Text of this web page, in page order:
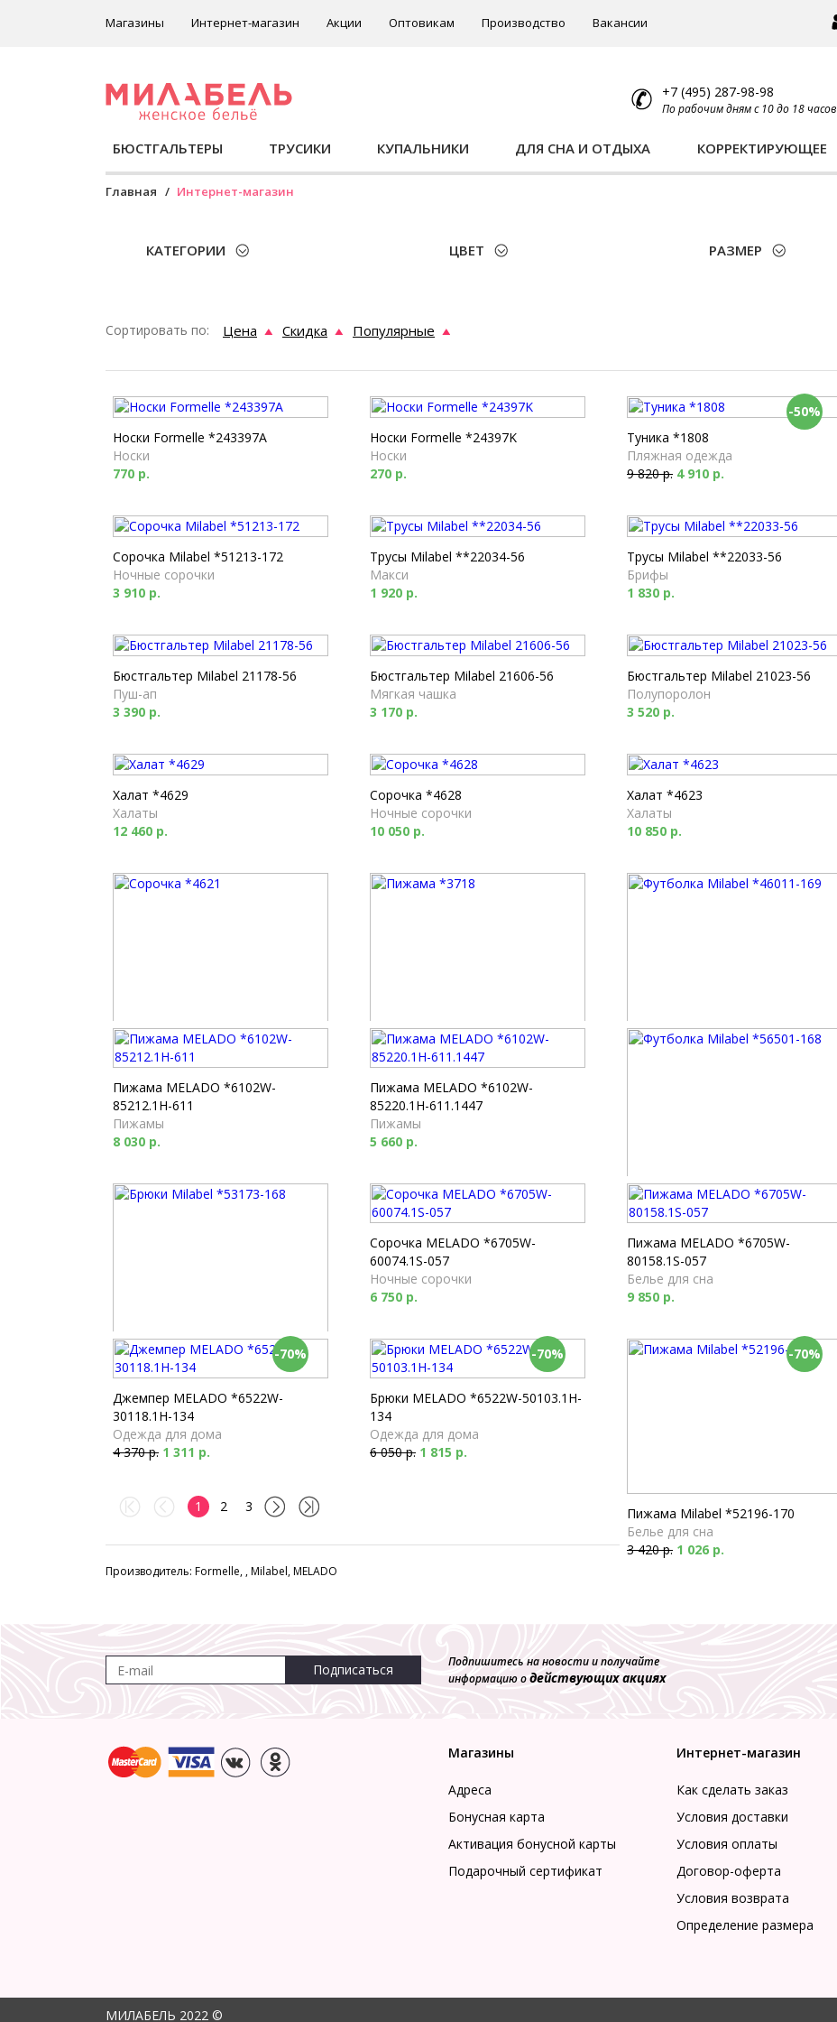
Магазины Интернет-магазин Акции Оптовикам Производство Вакансии
+7 (495) 287-98-98
По рабочим дням с 10 до 18 часов
БЮСТГАЛЬТЕРЫ ТРУСИКИ КУПАЛЬНИКИ ДЛЯ СНА И ОТДЫХА КОРРЕКТИРУЮЩЕЕ
Главная Интернет-магазин
КАТЕГОРИИ ЦВЕТ РАЗМЕР
Сортировать по: Цена Скидка Популярные
Носки Formelle *243397A
Носки
770 р.
Носки Formelle *24397K
Носки
270 р.
-50%
Туника *1808
Пляжная одежда
9 820 р. 4 910 р.
Сорочка Milabel *51213-172
Ночные сорочки
3 910 р.
Трусы Milabel **22034-56
Макси
1 920 р.
Трусы Milabel **22033-56
Брифы
1 830 р.
Бюстгальтер Milabel 21178-56
Пуш-ап
3 390 р.
Бюстгальтер Milabel 21606-56
Мягкая чашка
3 170 р.
Бюстгальтер Milabel 21023-56
Полупоролон
3 520 р.
Халат *4629
Халаты
12 460 р.
Сорочка *4628
Ночные сорочки
10 050 р.
Халат *4623
Халаты
10 850 р.
Сорочка *4621
Ночные сорочки
8 440 р.
Пижама *3718
Пижамы
16 930 р.
Футболка Milabel *46011-169
Пижама MELADO *6102W-
85212.1H-611
Пижамы
8 030 р.
Пижама MELADO *6102W-
85220.1H-611.1447
Пижамы
5 660 р.
Футболка Milabel *56501-168
Футболки
1 790 р.
Брюки Milabel *53173-168
Пижамы
4 040 р.
Сорочка MELADO *6705W-
60074.1S-057
Ночные сорочки
6 750 р.
Пижама MELADO *6705W-
80158.1S-057
Белье для сна
9 850 р.
-70%
Джемпер MELADO *6522W-
30118.1H-134
Одежда для дома
4 370 р. 1 311 р.
-70%
Брюки MELADO *6522W-50103.1H-
134
Одежда для дома
6 050 р. 1 815 р.
-70%
Пижама Milabel *52196-170
Белье для сна
3 420 р. 1 026 р.
1 2 3
Производитель: Formelle, , Milabel, MELADO
Подписаться
Подпишитесь на новости и получайте
информацию одействующих акциях
Магазины
Адреса
Бонусная карта
Активация бонусной карты
Подарочный сертификат
Интернет-магазин
Как сделать заказ
Условия доставки
Условия оплаты
Договор-оферта
Условия возврата
Определение размера
МИЛАБЕЛЬ 2022 ©